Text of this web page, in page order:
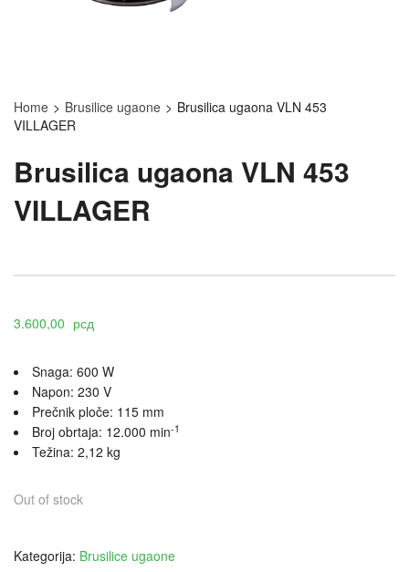
Home > Brusilice ugaone > Brusilica ugaona VLN 453
VILLAGER
Brusilica ugaona VLN 453
VILLAGER
3.600,00 рсд
Snaga: 600 W
Napon: 230 V
Prečnik ploče: 115 mm
Broj obrtaja: 12.000 min-1
Težina: 2,12 kg
Out of stock
Kategorija: Brusilice ugaone